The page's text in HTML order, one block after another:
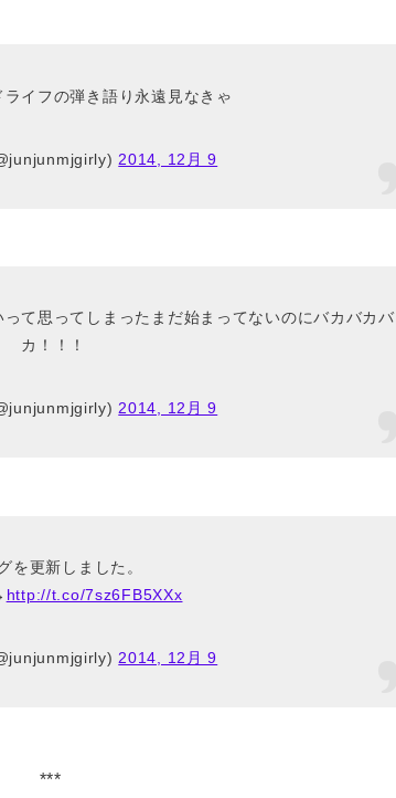
イフの弾き語り永遠見なきゃ
2014, 12月 9
て思ってしまったまだ始まってないのにバカバカバ
カ！！！
2014, 12月 9
を更新しました。
http://t.co/7sz6FB5XXx
2014, 12月 9
***